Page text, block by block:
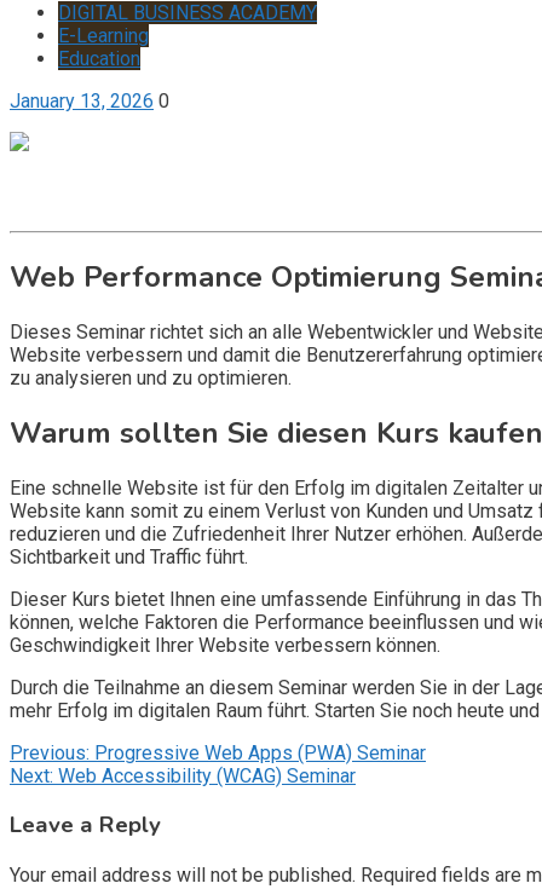
DIGITAL BUSINESS ACADEMY
E-Learning
Education
January 13, 2026 0
Web Performance Optimierung
Dieses Seminar richtet sich an alle Webentwickler und
Website verbessern und damit die Benutzererfahrung
zu analysieren und zu optimieren.
Warum sollten Sie diesen Kurs
Eine schnelle Website ist für den Erfolg im digitalen Zeitalter
Website kann somit zu einem Verlust von Kunden und
reduzieren und die Zufriedenheit Ihrer Nutzer erhöhen.
Sichtbarkeit und Traffic führt.
Dieser Kurs bietet Ihnen eine umfassende Einführung in das
können, welche Faktoren die Performance beeinflussen und
Geschwindigkeit Ihrer Website verbessern können.
Durch die Teilnahme an diesem Seminar werden Sie in der
mehr Erfolg im digitalen Raum führt. Starten Sie noch heute
Post
navigation
Previous: Progressive Web Apps (PWA) Seminar
Next: Web Accessibility (WCAG) Seminar
Leave a Reply
Your email address will not be published. Required fields are